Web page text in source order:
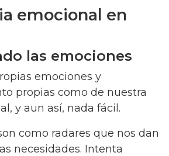
emocional en
las emociones
emociones y
propias como de nuestra
y aun así, nada fácil.
como radares que nos dan
necesidades. Intenta